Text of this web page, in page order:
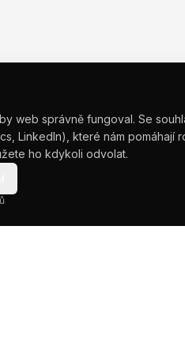
web správně fungoval. Se
LinkedIn), které nám pomáhají
ho kdykoli odvolat.